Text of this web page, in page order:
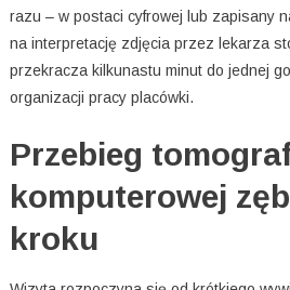
razu – w postaci cyfrowej lub zapisany
na interpretację zdjęcia przez lekarza
przekracza kilkunastu minut do jednej
organizacji pracy placówki.
Przebieg
komputerowej
kroku